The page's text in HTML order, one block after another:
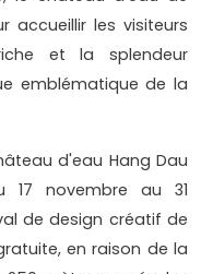
accueillir les visiteurs
et la splendeur
emblématique de la
d'eau Hang Dau
novembre au 31
de design créatif de
en raison de la